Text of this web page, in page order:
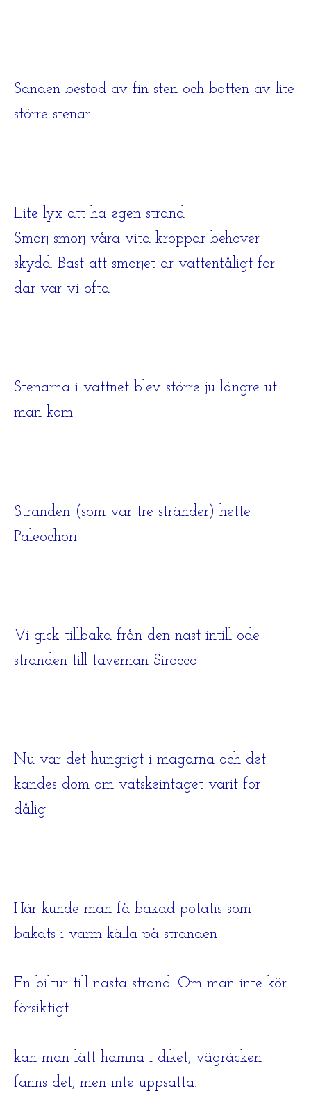
Sanden bestod av fin sten och botten av lite
större stenar
Lite lyx att ha egen strand
Smörj smörj våra vita kroppar behöver
skydd. Bäst att smörjet är vattentåligt för
där var vi ofta
Stenarna i vattnet blev större ju längre ut
man kom.
Stranden (som var tre stränder) hette
Paleochori
Vi gick tillbaka från den näst intill öde
stranden till tavernan Sirocco
Nu var det hungrigt i magarna och det
kändes dom om vätskeintaget varit för
dålig.
Här kunde man få bakad potatis som
bakats i varm källa på stranden
En biltur till nästa strand. Om man inte kör
försiktigt
kan man lätt hamna i diket, vägräcken
fanns det, men inte uppsatta.